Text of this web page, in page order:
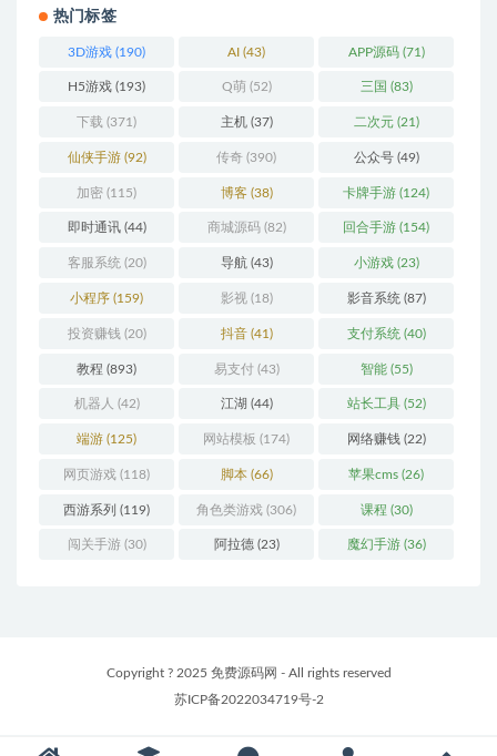
热门标签
3D游戏 (190) AI (43) APP源码(71)
H5游戏 (193) Q萌 (52) 三国 (83)
下载 (371) 主机(37) 二次元(21)
仙侠手游(92) 传奇 (390) 公众号(49)
加密 (115) 博客(38) 卡牌手游 (124)
即时通讯(44) 商城源码(82) 回合手游 (154)
客服系统 (20) 导航(43) 小游戏(23)
小程序 (159) 影视(18) 影音系统 (87)
投资赚钱 (20) 抖音(41) 支付系统 (40)
教程 (893) 易支付(43) 智能(55)
机器人 (42) 江湖 (44) 站长工具(52)
端游 (125) 网站模板 (174) 网络赚钱(22)
网页游戏 (118) 脚本(66) 苹果cms (26)
西游系列 (119) 角色类游戏 (306) 课程 (30)
闯关手游(30) 阿拉德(23) 魔幻手游(36)
Copyright ? 2025 免费源码网 - All rights reserved
苏ICP备2022034719号-2